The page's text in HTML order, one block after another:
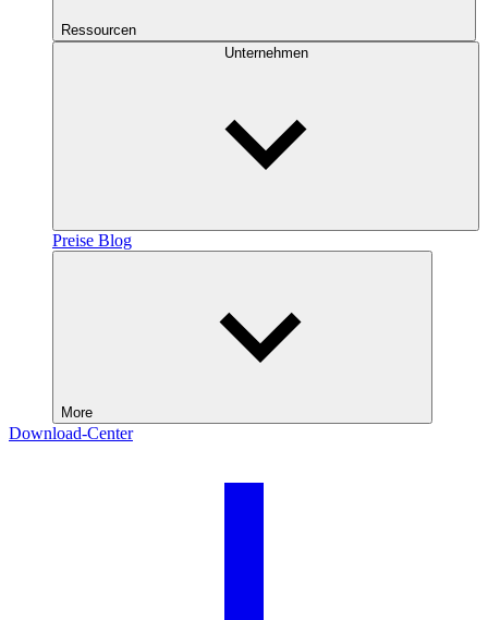
Ressourcen
Unternehmen
Preise Blog
More
Download-Center